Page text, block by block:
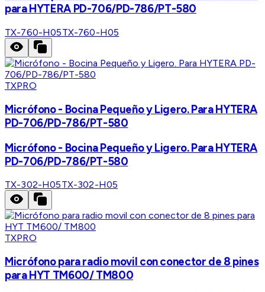
para HYTERA PD-706/PD-786/PT-580
TX-760-H05TX-760-H05
TXPRO
Micrófono - Bocina Pequeño y Ligero. Para HYTERA
PD-706/PD-786/PT-580
Micrófono - Bocina Pequeño y Ligero. Para HYTERA
PD-706/PD-786/PT-580
TX-302-H05TX-302-H05
TXPRO
Micrófono para radio movil con conector de 8 pines
para HYT TM600/ TM800